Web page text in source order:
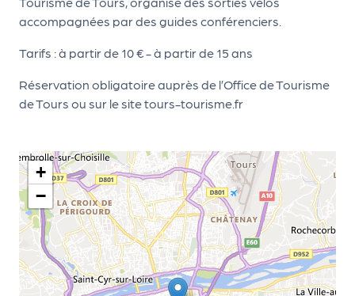
accompagnées par des guides conférenciers.
Tarifs : à partir de 10 € - à partir de 15 ans
Réservation obligatoire auprès de l’Office de Tourisme
de Tours ou sur le site tours-tourisme.fr
+
−
N
os
se
rvi
s
L
e
k
it